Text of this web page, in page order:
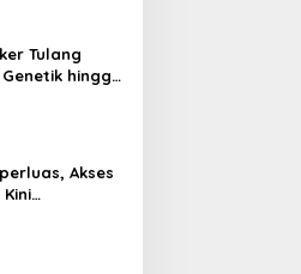
Tulang
hingga
Akses
Banyak